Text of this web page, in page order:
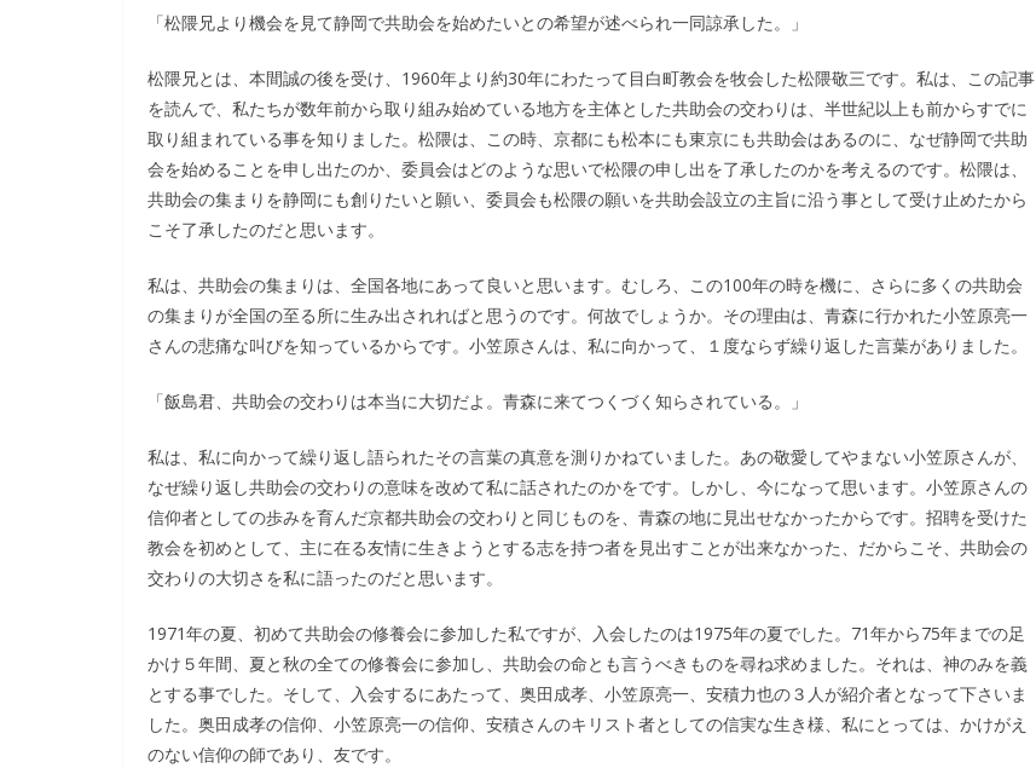
「松隈兄より機会を見て静岡で共助会を始めたいとの希望が述べられ一同諒承した。」
松隈兄とは、本間誠の後を受け、1960年より約30年にわたって目白町教会を牧会した松隈敬三です。私は、この記事
を読んで、私たちが数年前から取り組み始めている地方を主体とした共助会の交わりは、半世紀以上も前からすでに
取り組まれている事を知りました。松隈は、この時、京都にも松本にも東京にも共助会はあるのに、なぜ静岡で共助
会を始めることを申し出たのか、委員会はどのような思いで松隈の申し出を了承したのかを考えるのです。松隈は、
共助会の集まりを静岡にも創りたいと願い、委員会も松隈の願いを共助会設立の主旨に沿う事として受け止めたから
こそ了承したのだと思います。
私は、共助会の集まりは、全国各地にあって良いと思います。むしろ、この100年の時を機に、さらに多くの共助会
の集まりが全国の至る所に生み出されればと思うのです。何故でしょうか。その理由は、青森に行かれた小笠原亮一
さんの悲痛な叫びを知っているからです。小笠原さんは、私に向かって、１度ならず繰り返した言葉がありました。
「飯島君、共助会の交わりは本当に大切だよ。青森に来てつくづく知らされている。」
私は、私に向かって繰り返し語られたその言葉の真意を測りかねていました。あの敬愛してやまない小笠原さんが、
なぜ繰り返し共助会の交わりの意味を改めて私に話されたのかをです。しかし、今になって思います。小笠原さんの
信仰者としての歩みを育んだ京都共助会の交わりと同じものを、青森の地に見出せなかったからです。招聘を受けた
教会を初めとして、主に在る友情に生きようとする志を持つ者を見出すことが出来なかった、だからこそ、共助会の
交わりの大切さを私に語ったのだと思います。
1971年の夏、初めて共助会の修養会に参加した私ですが、入会したのは1975年の夏でした。71年から75年までの足
かけ５年間、夏と秋の全ての修養会に参加し、共助会の命とも言うべきものを尋ね求めました。それは、神のみを義
とする事でした。そして、入会するにあたって、奥田成孝、小笠原亮一、安積力也の３人が紹介者となって下さいま
した。奥田成孝の信仰、小笠原亮一の信仰、安積さんのキリスト者としての信実な生き様、私にとっては、かけがえ
のない信仰の師であり、友です。